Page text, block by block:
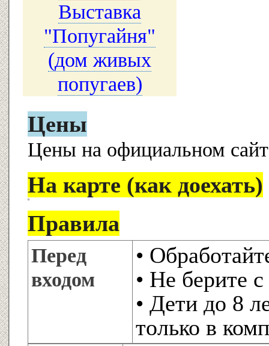
Выставка
"Попугайня"
(дом живых
попугаев)
Цены
Цены на официальном
На карте (как доехать)
Правила
Перед
входом
•
• Не берите
• Дети до 8
только в